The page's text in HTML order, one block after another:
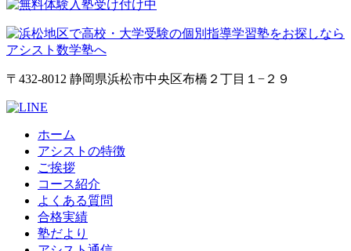
〒432-8012 静岡県浜松市中央区布橋２丁目１−２９
ホーム
アシストの特徴
ご挨拶
コース紹介
よくある質問
合格実績
塾だより